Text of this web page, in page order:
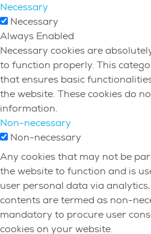
Necessary
Necessary
Always Enabled
Necessary cookies are
to function properly. This
that ensures basic
the website. These cookies do
information.
Non-necessary
Non-necessary
Any cookies that may not be
the website to function and is
user personal data via
contents are termed as non-
mandatory to procure user
cookies on your website.